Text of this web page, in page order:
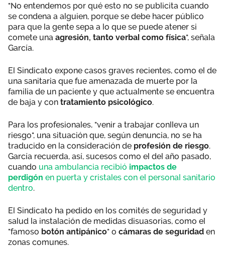
"No entendemos por qué esto no se publicita cuando
se condena a alguien, porque se debe hacer público
para que la gente sepa a lo que se puede atener si
comete una agresión, tanto verbal como física", señala
García.
El Sindicato expone casos graves recientes, como el de
una sanitaria que fue amenazada de muerte por la
familia de un paciente y que actualmente se encuentra
de baja y con tratamiento psicológico.
Para los profesionales, "venir a trabajar conlleva un
riesgo", una situación que, según denuncia, no se ha
traducido en la consideración de profesión de riesgo.
García recuerda, así, sucesos como el del año pasado,
cuando una ambulancia recibió impactos de
perdigón en puerta y cristales con el personal sanitario
dentro.
El Sindicato ha pedido en los comités de seguridad y
salud la instalación de medidas disuasorias, como el
"famoso botón antipánico" o cámaras de seguridad en
zonas comunes.